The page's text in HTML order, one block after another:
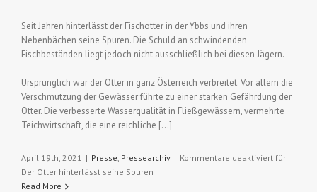
Seit Jahren hinterlässt der Fischotter in der Ybbs und ihren
Nebenbächen seine Spuren. Die Schuld an schwindenden
Fischbeständen liegt jedoch nicht ausschließlich bei diesen Jägern.
Ursprünglich war der Otter in ganz Österreich verbreitet. Vor allem die
Verschmutzung der Gewässer führte zu einer starken Gefährdung der
Otter. Die verbesserte Wasserqualität in Fließgewässern, vermehrte
Teichwirtschaft, die eine reichliche […]
April 19th, 2021 | Presse Pressearchiv | Kommentare deaktiviert für
Der Otter hinterlässt seine Spuren
Read More